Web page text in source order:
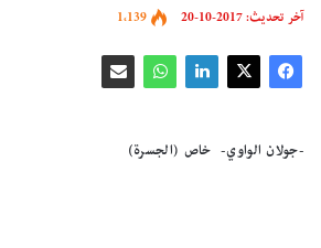
آخر تحديث: 2017-10-20 1٬139
-جولان الواوي- خاص (الجسرة)